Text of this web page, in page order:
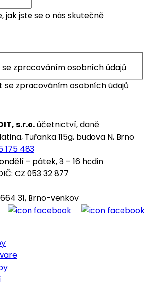
jak jste se o nás skutečně
se zpracováním osobních údajů
se zpracováním osobních údajů
s.r.o.účetnictví, daně
Tuřanka 115g, budova N, Brno
175 483
– pátek, 8 – 16 hodin
CZ 053 32 877
31, Brno-venkov